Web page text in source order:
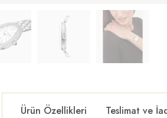
Ürün Özellikleri Teslimat ve